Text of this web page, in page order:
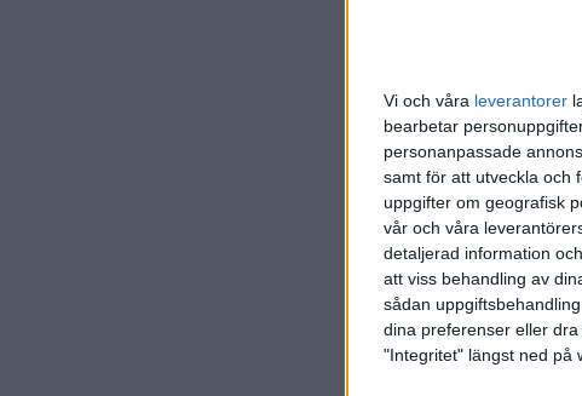
Vi och våra leverantorer
bearbetar
personanpassade
samt för att utveckla och
uppgifter om geografisk
vår och våra
detaljerad information
att viss behandling av
sådan
dina preferenser eller
"Integritet" längst ned på
12:00
R. Patterson
13:00
I. Galiyanov
(ass.J. Knauft